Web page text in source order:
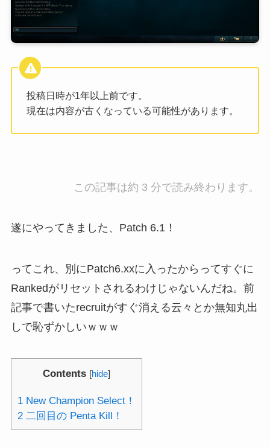
投稿日時が1年以上前です。
現在は内容が古くなっている可能性があります。
この記事は約 3 分で読み終わります。
遂にやってきました、Patch 6.1！
ってこれ、別にPatch6.xxに入ったからってすぐに
Rankedがリセットされるわけじゃないんだね。前
記事で書いたrecruitがすぐ消える云々とか無知丸出
しで恥ずかしいｗｗｗ
Contents [hide]
1New Champion Select！
2二回目の Penta Kill！